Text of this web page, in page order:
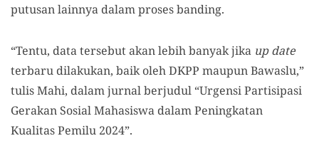
putusan lainnya dalam proses banding.
“Tentu, data tersebut akan lebih banyak jika up date
terbaru dilakukan, baik oleh DKPP maupun Bawaslu,”
tulis Mahi, dalam jurnal berjudul “Urgensi Partisipasi
Gerakan Sosial Mahasiswa dalam Peningkatan
Kualitas Pemilu 2024”.